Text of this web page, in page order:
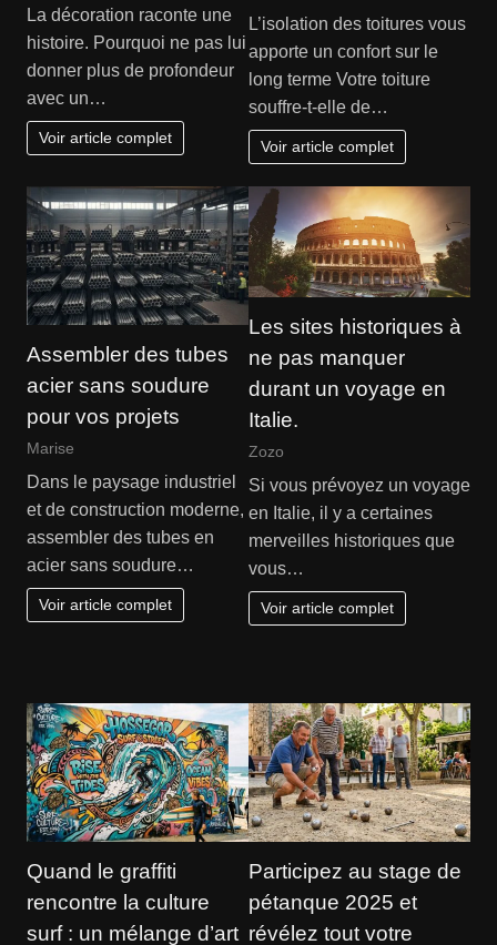
La décoration raconte une
histoire. Pourquoi ne pas lui
donner plus de profondeur
avec un…
Voir article complet
L’isolation des toitures vous
apporte un confort sur le
long terme Votre toiture
souffre-t-elle de…
Voir article complet
Assembler des tubes
acier sans soudure
pour vos projets
Marise
Dans le paysage industriel
et de construction moderne,
assembler des tubes en
acier sans soudure…
Voir article complet
Les sites historiques à
ne pas manquer
durant un voyage en
Italie.
Zozo
Si vous prévoyez un voyage
en Italie, il y a certaines
merveilles historiques que
vous…
Voir article complet
Quand le graffiti
rencontre la culture
surf : un mélange d’art
Participez au stage de
pétanque 2025 et
révélez tout votre